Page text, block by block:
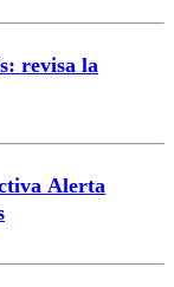
revisa la
Alerta